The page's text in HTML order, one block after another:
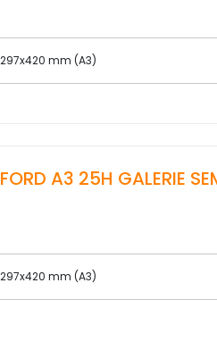
mm (A3)
A3 25H GALERIE
mm (A3)